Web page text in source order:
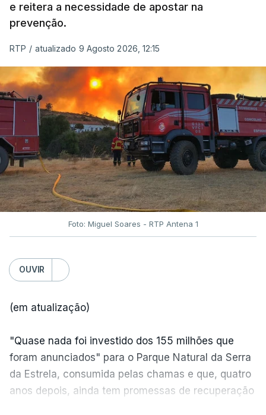
e reitera a necessidade de apostar na
prevenção.
RTP / atualizado 9 Agosto 2026, 12:15
Foto: Miguel Soares - RTP Antena 1
OUVIR
(em atualização)
"Quase nada foi investido dos 155 milhões que
foram anunciados" para o Parque Natural da Serra
da Estrela, consumida pelas chamas e que, quatro
anos depois, ainda tem promessas de recuperação